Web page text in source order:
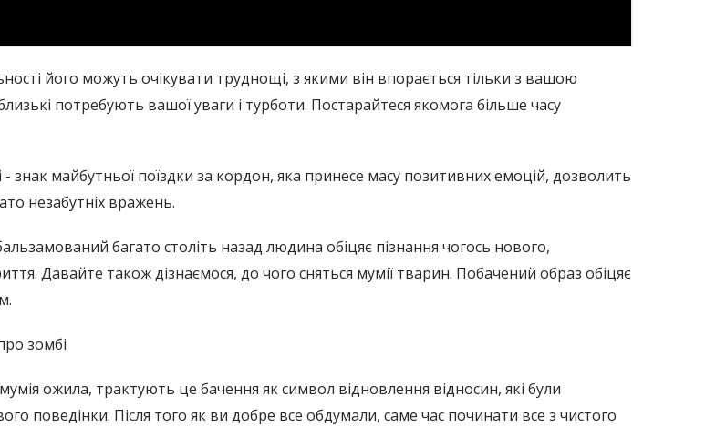
його можуть очікувати труднощі, з якими він впорається тільки з вашою
потребують вашої уваги і турботи. Постарайтеся якомога більше часу
- знак майбутньої поїздки за кордон, яка принесе масу позитивних емоцій, дозволить
незабутніх вражень.
багато століть назад людина обіцяє пізнання чогось нового,
Давайте також дізнаємося, до чого сняться мумії тварин. Побачений образ обіцяє
зомбі
ожила, трактують це бачення як символ відновлення відносин, які були
поведінки. Після того як ви добре все обдумали, саме час починати все з чистого